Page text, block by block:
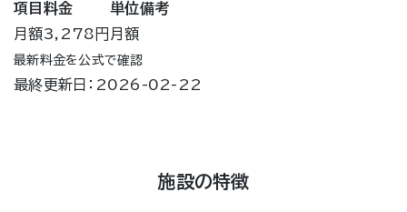
項目 料金 単位備考
月額3,278円 月額
最新料金を公式で確認
最終更新日：2026-02-22
施設の特徴